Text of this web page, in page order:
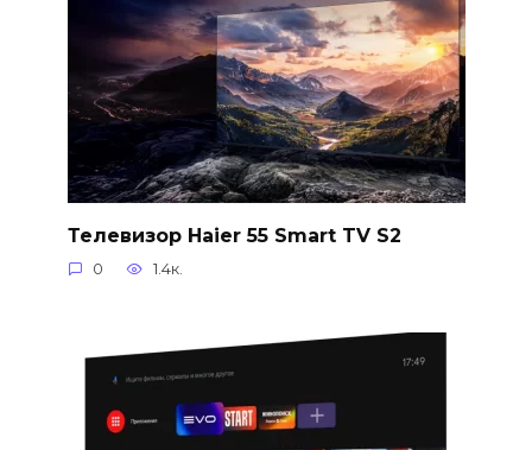
Телевизор Haier 55 Smart TV S2
0 1.4к.